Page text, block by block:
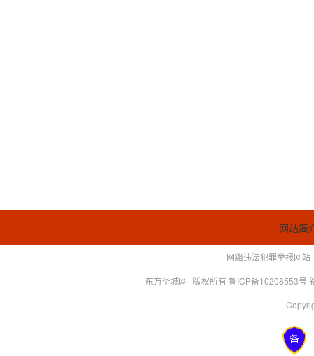
网站简
网络违法犯罪举报网站
东方圣城网 版权所有 鲁ICP备10208553号